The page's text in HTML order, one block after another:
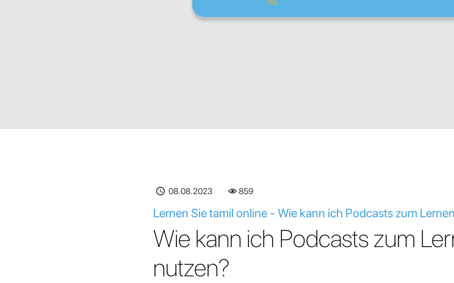
08.08.2023 860
Lernen Sie tamil online - Wie kann ich Podcasts zum
Wie kann ich Podcasts zum
nutzen?